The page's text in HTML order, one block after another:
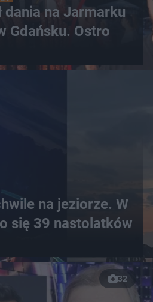
dania na Jarmarku
Gdańsku. Ostro
na jeziorze. W
się 39 nastolatków
32